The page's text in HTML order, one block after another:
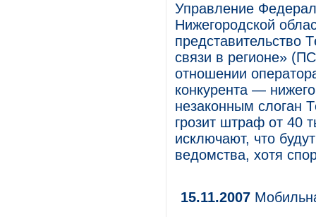
Управление
Нижегородской
связи в регионе»
отношении
конкурента —
незаконным слоган
грозит штраф от 40
исключают, что
ведомства, хотя
15.11.2007